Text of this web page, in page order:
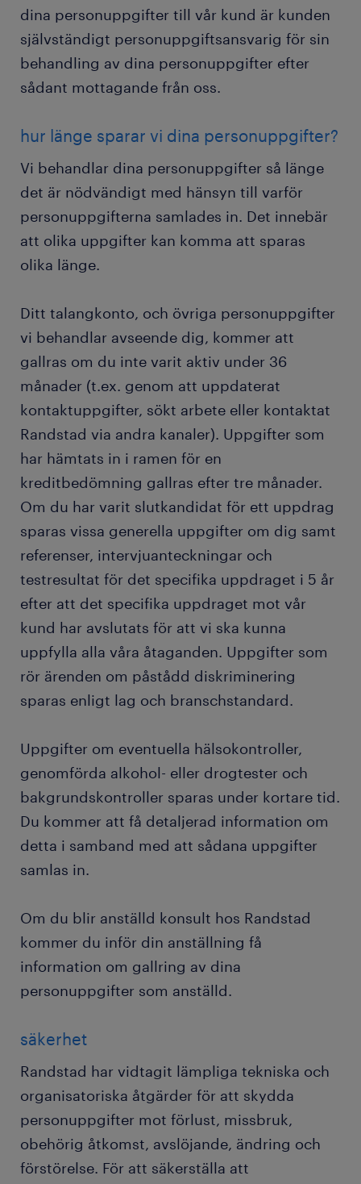
dina personuppgifter till vår kund är kunden
självständigt personuppgiftsansvarig för sin
behandling av dina personuppgifter efter
sådant mottagande från oss.
hur länge sparar vi dina personuppgifter?
Vi behandlar dina personuppgifter så länge
det är nödvändigt med hänsyn till varför
personuppgifterna samlades in. Det innebär
att olika uppgifter kan komma att sparas
olika länge.
Ditt talangkonto, och övriga personuppgifter
vi behandlar avseende dig, kommer att
gallras om du inte varit aktiv under 36
månader (t.ex. genom att uppdaterat
kontaktuppgifter, sökt arbete eller kontaktat
Randstad via andra kanaler). Uppgifter som
har hämtats in i ramen för en
kreditbedömning gallras efter tre månader.
Om du har varit slutkandidat för ett uppdrag
sparas vissa generella uppgifter om dig samt
referenser, intervjuanteckningar och
testresultat för det specifika uppdraget i 5 år
efter att det specifika uppdraget mot vår
kund har avslutats för att vi ska kunna
uppfylla alla våra åtaganden. Uppgifter som
rör ärenden om påstådd diskriminering
sparas enligt lag och branschstandard.
Uppgifter om eventuella hälsokontroller,
genomförda alkohol- eller drogtester och
bakgrundskontroller sparas under kortare tid.
Du kommer att få detaljerad information om
detta i samband med att sådana uppgifter
samlas in.
Om du blir anställd konsult hos Randstad
kommer du inför din anställning få
information om gallring av dina
personuppgifter som anställd.
säkerhet
Randstad har vidtagit lämpliga tekniska och
organisatoriska åtgärder för att skydda
personuppgifter mot förlust, missbruk,
obehörig åtkomst, avslöjande, ändring och
förstörelse. För att säkerställa att